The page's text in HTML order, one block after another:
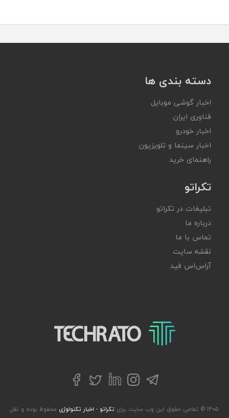
دسته بندی ها
اخبار گوشی موبایل
فناوری ایران
اخبار خودرو
اخبار سینما و تلویزیون
راهنمای خرید
تکراتو
تبلیغات در تکراتو
درباره ما
تماس با ما
نقشه سایت
آر‌اس‌اس فید
تکراتو – زندگی با تکنولوژی
تلگراماینستاگرام
لینکداینتوییترفیسبوک
۱۴۰۵ © تمامی حقوق این وب سایت برای تکراتو - اخبار تکنولوژی محفوظ بوده و نقل